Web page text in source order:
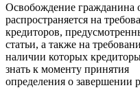
Освобождение гражданина
распространяется на
кредиторов,
статьи, а также на
наличии которых
знать к моменту принятия
определения о завершении